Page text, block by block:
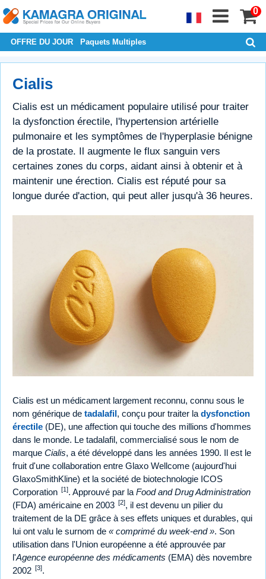
0
OFFRE DU JOUR Paquets Multiples
Cialis
Cialis est un médicament populaire utilisé pour traiter
la dysfonction érectile, l'hypertension artérielle
pulmonaire et les symptômes de l'hyperplasie bénigne
de la prostate. Il augmente le flux sanguin vers
certaines zones du corps, aidant ainsi à obtenir et à
maintenir une érection. Cialis est réputé pour sa
longue durée d'action, qui peut aller jusqu'à 36 heures.
Cialis est un médicament largement reconnu, connu sous le
nom générique de tadalafil, conçu pour traiter la dysfonction
érectile (DE), une affection qui touche des millions d'hommes
dans le monde. Le tadalafil, commercialisé sous le nom de
marque Cialis, a été développé dans les années 1990. Il est le
fruit d'une collaboration entre Glaxo Wellcome (aujourd'hui
GlaxoSmithKline) et la société de biotechnologie ICOS
Corporation [1]. Approuvé par la Food and Drug Administration
(FDA) américaine en 2003 [2], il est devenu un pilier du
traitement de la DE grâce à ses effets uniques et durables, qui
lui ont valu le surnom de « comprimé du week-end ». Son
utilisation dans l'Union européenne a été approuvée par
l'Agence européenne des médicaments (EMA) dès novembre
2002 [3].